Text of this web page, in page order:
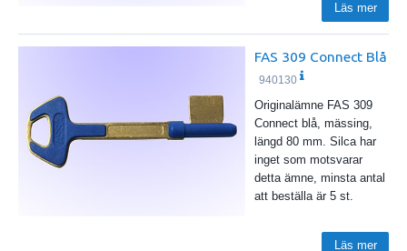
Läs mer
FAS 309 Connect Blå
940130
Originalämne FAS 309
Connect blå, mässing,
längd 80 mm. Silca har
inget som motsvarar
detta ämne, minsta antal
att beställa är 5 st.
Läs mer